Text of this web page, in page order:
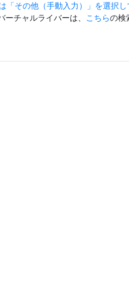
その他（手動入力）」を選択し
チャルライバーは、 こちらの検